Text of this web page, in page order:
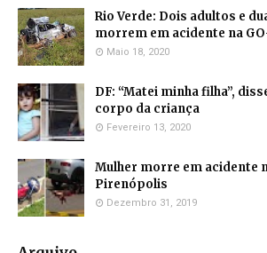
Rio Verde: Dois adultos e
morrem em acidente na
Maio 18, 2020
DF: “Matei minha filha”,
corpo da criança
Fevereiro 13, 2020
Mulher morre em acidente
Pirenópolis
Dezembro 31, 2019